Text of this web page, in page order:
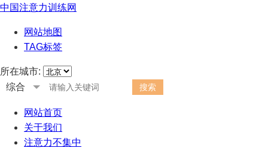
中国注意力训练网
网站地图
TAG标签
所在城市:
综合
网站首页
关于我们
注意力不集中